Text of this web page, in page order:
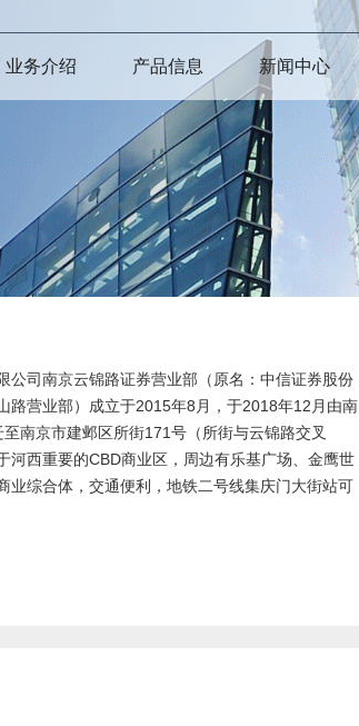
业务介绍 产品信息 新闻中心
公司南京云锦路证券营业部（原名：中信证券股份
路营业部）成立于2015年8月，于2018年12月由南
南京市建邺区所街171号（所街与云锦路交叉
河西重要的CBD商业区，周边有乐基广场、金鹰世
业综合体，交通便利，地铁二号线集庆门大街站可